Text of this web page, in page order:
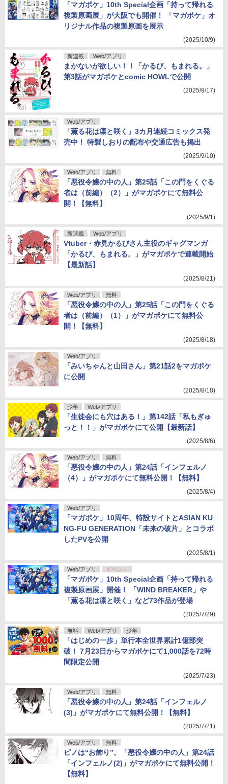
「マガポケ」10th Special企画「持って帰れる
複製原画展」が大阪でも開催！ 「マガポケ」オ
リジナル作品の複製原画を展示
(2025/10/9)
新連載 Web/アプリ
まかないが欲しい！！「かるび、もまれる。」
第3話がマガポケとcomic HOWLで公開
(2025/9/17)
Web/アプリ
「薫る花は凛と咲く」3カ月連続コミックス発
売中！ 特製しおりの配布や交通広告も掲出
(2025/9/10)
Web/アプリ 無料
「悪役令嬢の中の人」第25話「この門をくぐる
者は（前編）（2）」がマガポケにて無料公
開！【無料】
(2025/9/1)
新連載 Web/アプリ
Vtuber・赤見かるびさん主役のギャグマンガ
「かるび、もまれる。」がマガポケで連載開始
【最新話】
(2025/8/21)
Web/アプリ 無料
「悪役令嬢の中の人」第25話「この門をくぐる
者は（前編）（1）」がマガポケにて無料公
開！【無料】
(2025/8/18)
Web/アプリ
「みいちゃんと山田さん」第21話2をマガポケ
に公開
(2025/8/18)
少年 Web/アプリ
「生徒会にも穴はある！」第142話「私もぎゅ
っと！！」がマガポケにて公開【最新話】
(2025/8/6)
Web/アプリ 無料
「悪役令嬢の中の人」第24話「インフェルノ
（4）」がマガポケにて無料公開！【無料】
(2025/8/4)
Web/アプリ
「マガポケ」10周年、特設サイトとASIAN KU
NG-FU GENERATION「未来の破片」とコラボ
したPVを公開
(2025/8/1)
Web/アプリ イベント
「マガポケ」10th Special企画「持って帰れる
複製原画展」開催！ 「WIND BREAKER」や
「薫る花は凛と咲く」など73作品が登場
(2025/7/29)
無料 Web/アプリ 少年
「はじめの一歩」単行本全世界累計1億部突
破！ 7月23日からマガポケにて1,000話を72時
間限定公開
(2025/7/23)
Web/アプリ 無料
「悪役令嬢の中の人」第24話「インフェルノ
(3)」がマガポケにて無料公開！【無料】
(2025/7/21)
Web/アプリ 無料
ピノは“お飾り”。「悪役令嬢の中の人」第24話
「インフェルノ(2)」がマガポケにて無料公開！
【無料】